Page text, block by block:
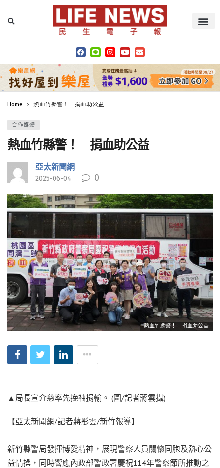
Home 熱血竹縣警！ 捐血助公益
合作媒體
熱血竹縣警！ 捐血助公益
亞太新聞網
2025-06-04 0
熱血竹縣警！ 捐血助公益
▲局長宣介慈率先挽袖捐輸。 (圖/記者蔣雲攝)
【亞太新聞網/記者蔣彤雲/新竹報導】
新竹縣警局發揮博愛精神，展現警察人員關懷同胞及熱心公
益情操，同時響應內政部警政署慶祝114年警察節所推動之